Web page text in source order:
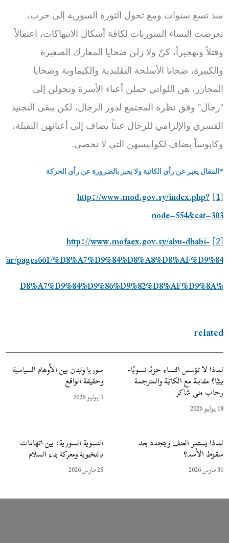
منذ تسع سنوات ومع تحول الثورة السورية إلى حرب،
تعرضت النساء السوريات لكافة أشكال الانتهاكات، اعتقالاً
وقتلاً وتهجيراً، كنّ ولا زلن ضحايا المعارك الصغيرة
والكبيرة، ضحايا الأسلحة التقليدية والكيماوية وضحايا
المجازر، هن اللواتي حملن أعباء الأسرة وتحولن إلى
“رجال” وفق نظرة المجتمع لدور الرجال، لكن يبقى التجنيد
القسري والإلزامي للرجال عبئاً يضاف إلى أعبائهن الثقيلة،
وكابوساً يضاف لكوابيسهن التي لا تحصى.
*المقال يعبر عن رأي الكاتبة ولا يعبر بالضرورة عن رأي الحركة
http://www.mod.gov.sy/index.php?
node=554&cat=303
http://www.mofaex.gov.sy/abu-dhabi-
ar/pages661/%D8%A7%D9%84%D8%A8%D8%AF%D9%84-
%D8%A7%D9%84%D9%86%D9%82%D8%AF%D9%8A
related
لماذا لا تؤسس النساء حزبًا نسويًا-
بيئيًا؟ مقابلة مع الكاتبة والمترجمة
رحاب منى شاكر
18 يوليو 2026
سوريا ولبنان بين الأوهام السياسية
وحقيقة الواقع
لماذا يستمر العنف ويتجدد بعد
سقوط الأسد؟
31 مارس 2026
النسوية السورية: بين اتهامات
بالنخبوية ومعركة بناء السلام
25 مارس 2026